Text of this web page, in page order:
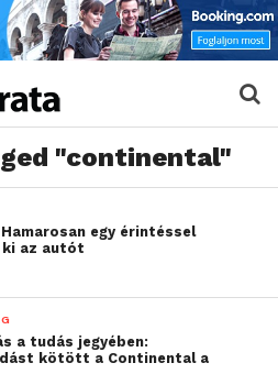
"continental"
Hamarosan egy érintéssel
az autót
a tudás jegyében:
kötött a Continental a